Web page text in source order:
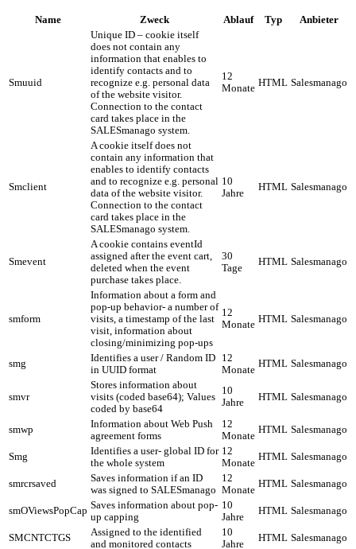
Name Zweck Ablauf Typ Anbieter
Smuuid
Unique ID – cookie itself
does not contain any
information that enables to
identify contacts and to
recognize e.g. personal data
of the website visitor.
Connection to the contact
card takes place in the
SALESmanago system.
12
Monate HTML Salesmanago
Smclient
A cookie itself does not
contain any information that
enables to identify contacts
and to recognize e.g. personal
data of the website visitor.
Connection to the contact
card takes place in the
SALESmanago system.
10
Jahre
HTML Salesmanago
Smevent
A cookie contains eventId
assigned after the event cart,
deleted when the event
purchase takes place.
30
Tage
HTML Salesmanago
smform
Information about a form and
pop-up behavior- a number of
visits, a timestamp of the last
visit, information about
closing/minimizing pop-ups
12
Monate HTML Salesmanago
smg
Identifies a user / Random ID
in UUID format
12
Monate
HTML Salesmanago
smvr
Stores information about
visits (coded base64); Values
coded by base64
10
Jahre
HTML Salesmanago
smwp
Information about Web Push
agreement forms
12
Monate
HTML Salesmanago
Smg
Identifies a user- global ID for
the whole system
12
Monate
HTML Salesmanago
smrcrsaved
Saves information if an ID
was signed to SALESmanago
12
Monate
HTML Salesmanago
smOViewsPopCap Saves information about pop-
up capping
10
Jahre
HTML Salesmanago
SMCNTCTGS
Assigned to the identified
and monitored contacts
10
Jahre
HTML Salesmanago